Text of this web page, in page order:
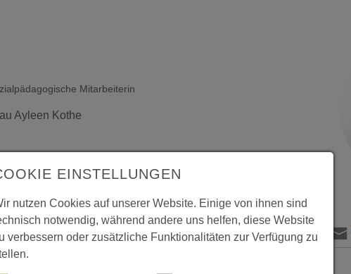
Mitarbeiterin
Ayleen Kothe
+49 361 7 36 01 24 +49 361 7 36 01 25
EINSTELLUNGEN
nutzen Cookies auf unserer Website. Einige von ihnen sind
notwendig, während andere uns helfen, diese Website
verbessern oder zusätzliche Funktionalitäten zur Verfügung zu